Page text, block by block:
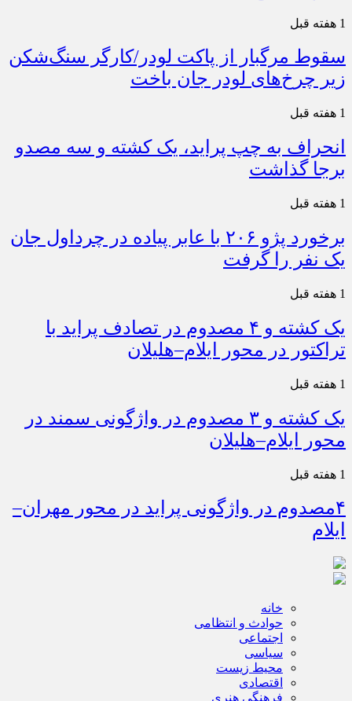
1 هفته قبل
سقوط مرگبار از پاکت لودر/کارگر سنگ‌شکن
زیر چرخ‌های لودر جان باخت
1 هفته قبل
انحراف به چپ پراید، یک کشته و سه مصدو
برجا گذاشت
1 هفته قبل
برخورد پژو ۲۰۶ با عابر پیاده در چرداول جان
یک نفر را گرفت
1 هفته قبل
یک کشته و ۴ مصدوم در تصادف پراید با
تراکتور در محور ایلام–هلیلان
1 هفته قبل
یک کشته و ۳ مصدوم در واژگونی سمند در
محور ایلام–هلیلان
1 هفته قبل
۴مصدوم در واژگونی پراید در محور مهران–
ایلام
خانه
حوادث و انتظامی
اجتماعی
سیاسی
محیط زیست
اقتصادی
فرهنگی هنری